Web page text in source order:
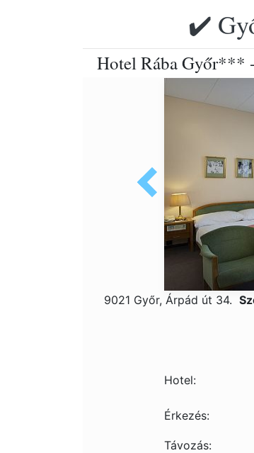
✔️
Hotel Rába Győr***
9021 Győr, Árpád út 34.
Hotel:
Érkezés:
Távozás: